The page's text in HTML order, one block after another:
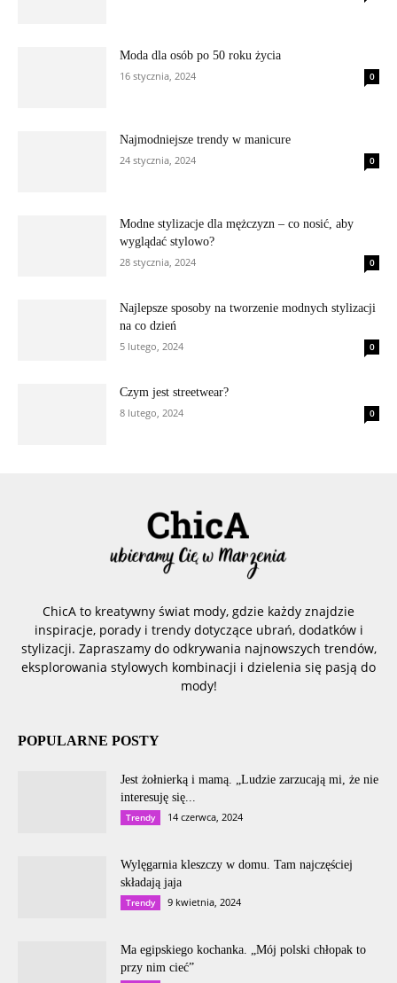
Moda dla osób po 50 roku życia
16 stycznia, 2024
0
Najmodniejsze trendy w manicure
24 stycznia, 2024
0
Modne stylizacje dla mężczyzn – co nosić, aby
wyglądać stylowo?
28 stycznia, 2024
0
Najlepsze sposoby na tworzenie modnych stylizacji
na co dzień
5 lutego, 2024
0
Czym jest streetwear?
8 lutego, 2024
0
ChicA to kreatywny świat mody, gdzie każdy znajdzie
inspiracje, porady i trendy dotyczące ubrań, dodatków i
stylizacji. Zapraszamy do odkrywania najnowszych trendów,
eksplorowania stylowych kombinacji i dzielenia się pasją do
mody!
POPULARNE POSTY
Jest żołnierką i mamą. „Ludzie zarzucają mi, że nie
interesuję się...
Trendy 14 czerwca, 2024
Wylęgarnia kleszczy w domu. Tam najczęściej
składają jaja
Trendy 9 kwietnia, 2024
Ma egipskiego kochanka. „Mój polski chłopak to
przy nim cieć”